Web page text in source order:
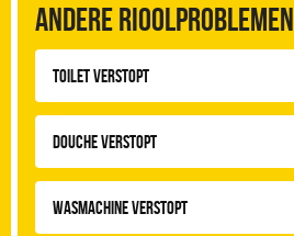
Andere rioolproblemen
Toilet Verstopt
Douche Verstopt
Wasmachine verstopt